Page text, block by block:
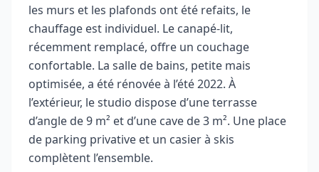
les murs et les plafonds ont été refaits, le
chauffage est individuel. Le canapé-lit,
récemment remplacé, offre un couchage
confortable. La salle de bains, petite mais
optimisée, a été rénovée à l’été 2022. À
l’extérieur, le studio dispose d’une terrasse
d’angle de 9 m² et d’une cave de 3 m². Une place
de parking privative et un casier à skis
complètent l’ensemble.